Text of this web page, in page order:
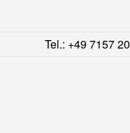
Tel.: +49 7157